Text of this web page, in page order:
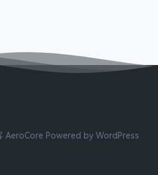
AeroCore Powered by WordPress